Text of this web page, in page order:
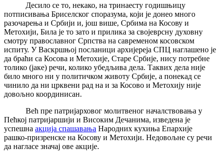
Десило се то, некако, на тринаесту годишњицу
потписивања Бриселског споразума, који је донео много
разочарења и Србији и, још више, Србима на Косову и
Метохији, Била је то зато и прилика за својеврсну духовну
смотру православног Српства на савременом косовском
испиту. У Васкршњој посланици архијереја СПЦ наглашено је
да браћи са Косова и Метохије, Старе Србије, нису потребне
толико (јаке) речи, колико убедљива дела. Таквих дела није
било много ни у политичком животу Србије, а понекад се
чинило да ни црквени рад на и за Косово и Метохију није
довољно координисан.
Већ пре патријарховог молитвеног началствовања у
Пећкој патријаршији и Високим Дечанима, изведена је
успешна акција спашавања Народних кухиња Епархије
рашко-призренске на Косову и Метохији. Недовољне су речи
да нагласе значај ове акције.